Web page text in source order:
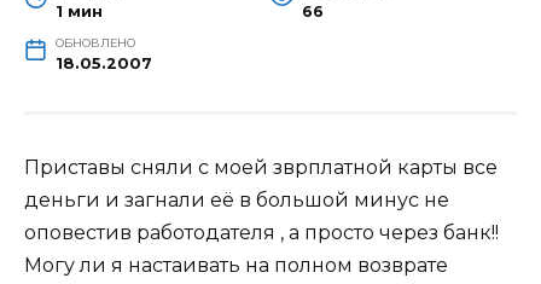
1 мин 66
ОБНОВЛЕНО
18.05.2007
Приставы сняли с моей зврплатной карты все
деньги и загнали её в большой минус не
оповестив работодателя , а просто через банк!!
Могу ли я настаивать на полном возврате